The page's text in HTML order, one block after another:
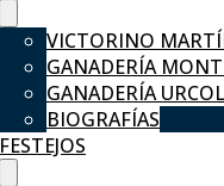
VICTORINO
GANADERÍA
GANADERÍA
BIOGRAFÍAS
FESTEJOS